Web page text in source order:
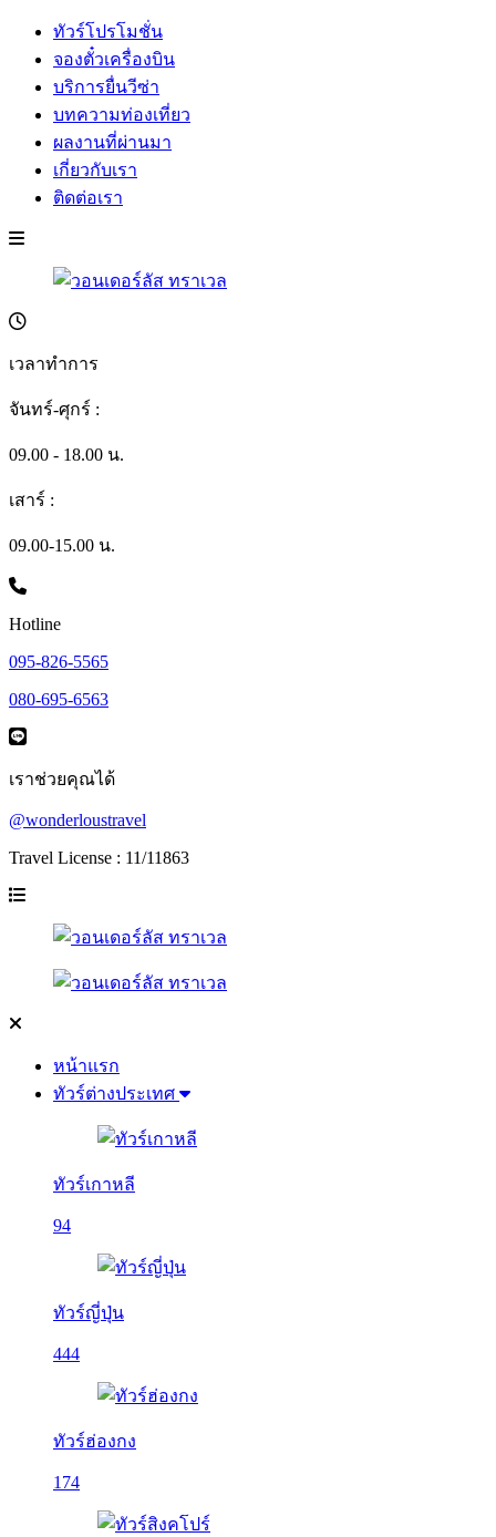
ทัวร์โปรโมชั่น
จองตั๋วเครื่องบิน
บริการยื่นวีซ่า
บทความท่องเที่ยว
ผลงานที่ผ่านมา
เกี่ยวกับเรา
ติดต่อเรา
เวลาทำการ
จันทร์-ศุกร์ :
09.00 - 18.00 น.
เสาร์ :
09.00-15.00 น.
Hotline
095-826-5565
080-695-6563
เราช่วยคุณได้
@wonderloustravel
Travel License : 11/11863
หน้าแรก
ทัวร์ต่างประเทศ
ทัวร์เกาหลี
94
ทัวร์ญี่ปุ่น
444
ทัวร์ฮ่องกง
174